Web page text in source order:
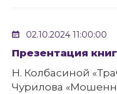
02.10.2024 11:00:00
Презентация книг
Н. Колбасиной
Чурилова